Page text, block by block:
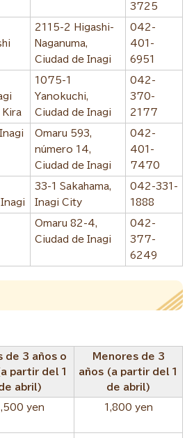
3725
2115-2 Higashi-
Naganuma,
Ciudad de Inagi
042-
401-
6951
1075-1
Yanokuchi,
Ciudad de Inagi
042-
370-
2177
Omaru 593,
número 14,
Ciudad de Inagi
042-
401-
7470
33-1 Sakahama,
Inagi City
042-331-
1888
Omaru 82-4,
Ciudad de Inagi
042-
377-
6249
de 3 años o
partir del 1
abril)
Menores de 3
años (a partir del 1
de abril)
yen 1,800 yen